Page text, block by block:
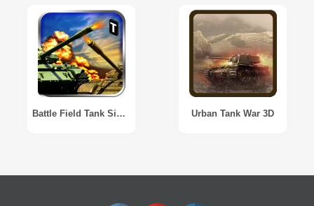
Battle Field Tank Simulator 3D Urban Tank War 3D